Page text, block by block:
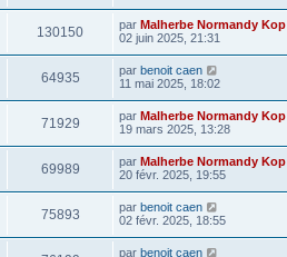
130150 par Malherbe Normandy Kop
02 juin 2025, 21:31
64935 par benoit caen
11 mai 2025, 18:02
71929 par Malherbe Normandy Kop
19 mars 2025, 13:28
69989 par Malherbe Normandy Kop
20 févr. 2025, 19:55
75893 par benoit caen
02 févr. 2025, 18:55
par benoit caen